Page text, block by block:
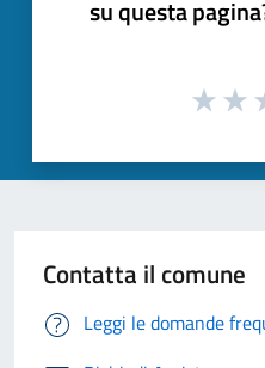
su questa
Contatta il comune
Leggi le domande